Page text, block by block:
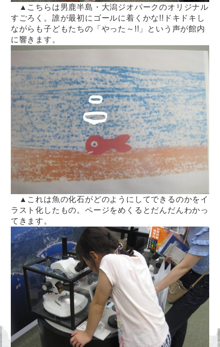
▲こちらは男鹿半島・大潟ジオパークのオリジナル
すごろく。誰が最初にゴールに着くかな!!ドキドキし
ながらも子どもたちの「やった～!!」という声が館内
に響きます。
▲これは魚の化石がどのようにしてできるのかをイ
ラスト化したもの。ページをめくるとだんだんわかっ
てきます。